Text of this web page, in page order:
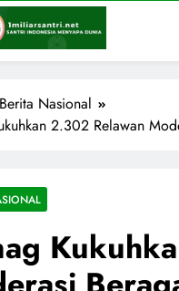
Berita Nasional
2.302 Relawan